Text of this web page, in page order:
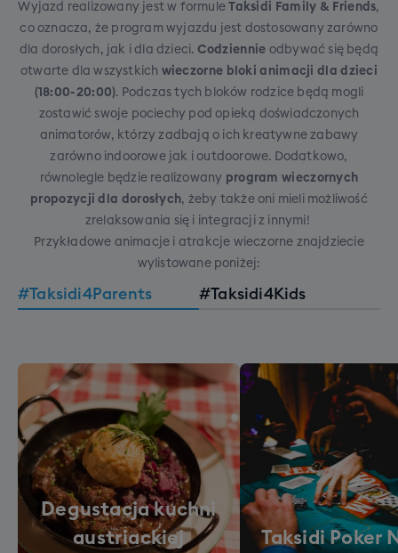
Wyjazd realizowany jest w formuleTaksidi Family & Friends,
co oznacza, że program wyjazdu jest dostosowany zarówno
dla dorosłych, jak i dla dzieci. Codziennie odbywać się będą
otwarte dla wszystkich wieczorne bloki animacji dla dzieci
(18:00-20:00). Podczas tych bloków rodzice będą mogli
zostawić swoje pociechy pod opieką doświadczonych
animatorów, którzy zadbają o ich kreatywne zabawy
zarówno indoorowe jak i outdoorowe. Dodatkowo,
równolegle będzie realizowany program wieczornych
propozycji dla dorosłych, żeby także oni mieli możliwość
zrelaksowania się i integracji z innymi!
Przykładowe animacje i atrakcje wieczorne znajdziecie
wylistowane poniżej:
#Taksidi4Parents #Taksidi4Kids
Degustacja kuchni
austriackiej
Taksidi Poker